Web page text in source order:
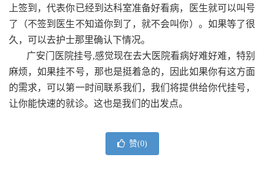
上签到，代表你已经到达科室准备好看病，医生就可以叫号
了（不签到医生不知道你到了，就不会叫你）。如果等了很
久，可以去护士那里确认下情况。
广安门医院挂号,感觉现在去大医院看病好难好难，特别
麻烦，如果挂不号，那也是挺着急的，因此如果你有这方面
的需求，可以第一时间联系我们，我们将提供给你代挂号，
让你能快速的就诊。这也是我们的出发点。
赞(0)